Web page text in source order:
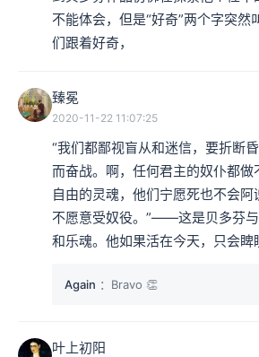
不能体会，但是“好奇”两个字突然
们跟着好奇，
臻冕
2020-11-22 11:07:25
“我们都鄙视盲从和迷信，要折断
而奋战。啊，任何君主的奴仆都
自由的灵魂，他们宁愿死也不会
不愿意受奴役。”——这是贝多芬
和乐魂。他如果活在今天，只会睥
Again ：Bravo 👏
叶上初阳